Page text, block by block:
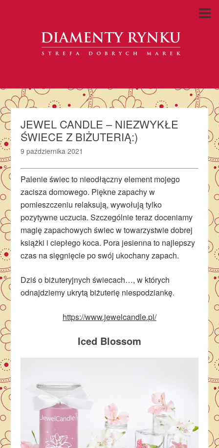
JEWEL CANDLE – NIEZWYKŁE
ŚWIECE Z BIŻUTERIĄ:)
9 października 2021
Palenie świec to nieodłączny element mojego
zacisza domowego. Piękne zapachy w
pomieszczeniu relaksują, wywołują tylko
pozytywne uczucia. Szczególnie teraz doceniamy
magię zapachowych świec w towarzystwie dobrej
książki i ciepłego koca. Pora jesienna to najlepszy
czas na sięgnięcie po swój ukochany zapach.
Dziś o biżuteryjnych świecach…, w których
odnajdziemy ukrytą biżuterię niespodziankę.
https://www.jewelcandle.pl/
Iced Blossom